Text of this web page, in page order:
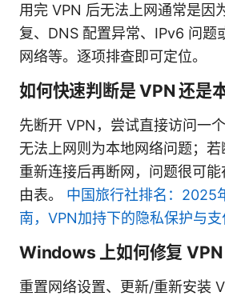
用完 VPN 后无法上网通常是因
复、DNS 配置异常、IPv6 问
网络等。逐项排查即可定位。
如何快速判断是 VPN 还是
先断开 VPN，尝试直接访问一
无法上网则为本地网络问题；
重新连接后再断网，问题很可
由表。 中国旅行社排名：2025
南，VPN加持下的隐私保护与
Windows 上如何修复 VPN
重置网络设置、更新/重新安装